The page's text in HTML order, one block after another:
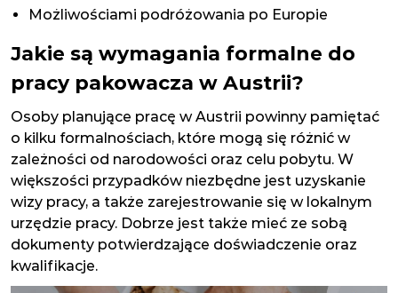
Możliwościami podróżowania po Europie
Jakie są wymagania formalne do
pracy pakowacza w Austrii?
Osoby planujące pracę w Austrii powinny pamiętać
o kilku formalnościach, które mogą się różnić w
zależności od narodowości oraz celu pobytu. W
większości przypadków niezbędne jest uzyskanie
wizy pracy, a także zarejestrowanie się w lokalnym
urzędzie pracy. Dobrze jest także mieć ze sobą
dokumenty potwierdzające doświadczenie oraz
kwalifikacje.